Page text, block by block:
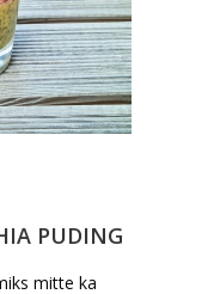
PUDING
mitte ka